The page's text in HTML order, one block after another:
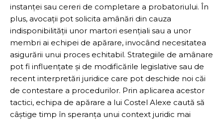
instanței sau cereri de completare a probatoriului. În
plus, avocații pot solicita amânări din cauza
indisponibilității unor martori esențiali sau a unor
membri ai echipei de apărare, invocând necesitatea
asigurării unui proces echitabil. Strategiile de amânare
pot fi influențate și de modificările legislative sau de
recent interpretări juridice care pot deschide noi căi
de contestare a procedurilor. Prin aplicarea acestor
tactici, echipa de apărare a lui Costel Alexe caută să
câștige timp în speranța unui context juridic mai